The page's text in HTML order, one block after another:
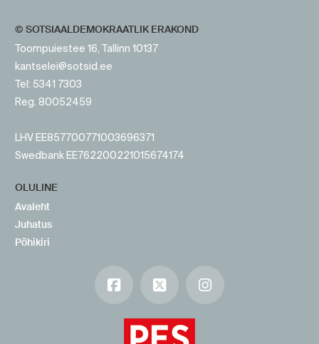
© SOTSIAALDEMOKRAATLIK ERAKOND
Toompuiestee 16, Tallinn 10137
kantselei@sotsid.ee
Tel: 5341 7303
Reg. 80052459
LHV EE857700771003696371
Swedbank EE762200221015674174
OLULINE
Avaleht
Juhatus
Põhikiri
Facebook
X